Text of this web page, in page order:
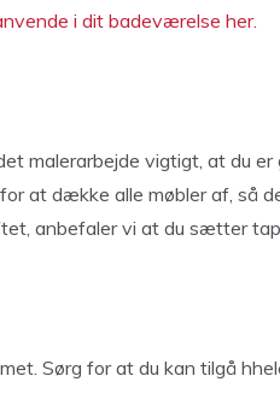
i dit badeværelse her.
malerarbejde vigtigt, at du er
at dække alle møbler af, så
anbefaler vi at du sætter
Sørg for at du kan tilgå